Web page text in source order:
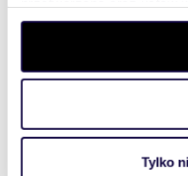
szczegółów. W
wycofać swoją zgodę w
aby oferować funkcje
witrynie. Informacje o
analitycznym. Partnerzy
Tylko